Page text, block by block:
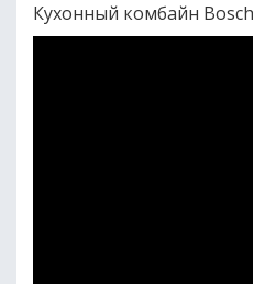
Кухонный комбайн